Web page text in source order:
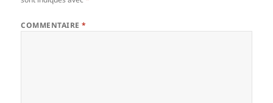
COMMENTAIRE*